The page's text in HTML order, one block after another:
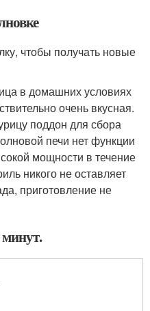
чтобы получать новые
в домашних условиях
очень вкусная.
поддон для сбора
печи нет функции
мощности в течение
никого не оставляет
приготовление не